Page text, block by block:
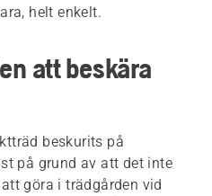
helt enkelt.
att beskära
beskurits på
på grund av att det inte
göra i trädgården vid